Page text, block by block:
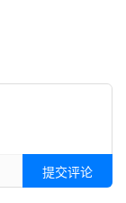
提交评论